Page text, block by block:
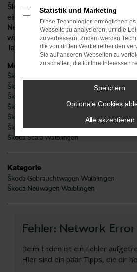
Škoda nach Waiblingen und
einen Škoda interessieren, finden Sie
Neuwagen als auch gebrauchte
wir uns darauf, Ihnen attraktive Škoda
Tageszulassungen anzubieten.
Modelle
Škoda Fabia Waiblingen
Škoda Karoq Waiblingen
Škoda Kodiaq Waiblingen
Škoda Octavia Waiblingen
Škoda Superb Waiblingen
Škoda Kamiq Waiblingen
Škoda Scala Waiblingen
Kategorie
Škoda Gebrauchtwagen Waiblingen
Škoda Neuwagen Waiblingen
Fehler: Network Error
Beim Laden ist ein Fehler
Hier sind ein paar Tipps, die dir
Statistik und Marketing
Diese Technologien ermöglichen
Webseite zu analysieren, um die
zu verbessern. Zudem werden
die von dritten Werbetreibenden
Sie auf anderen Webseiten zu
zu schalten, die für Ihre Interessen
Speichern
Optionale Cookies
Alle akzeptieren